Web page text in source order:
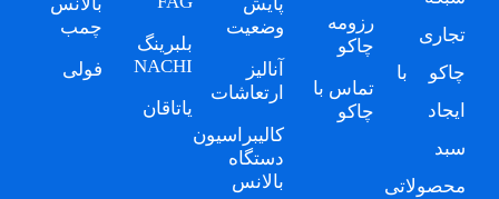
تجاری
چاکو با
ایجاد
سبد
محصولاتی
رزومه
چاکو
تماس با
چاکو
وضعیت
آنالیز
ارتعاشات
کالیبراسیون
دستگاه
بالانس
بلبرینگ
NACHI
یاتاقان
چمب
فولی